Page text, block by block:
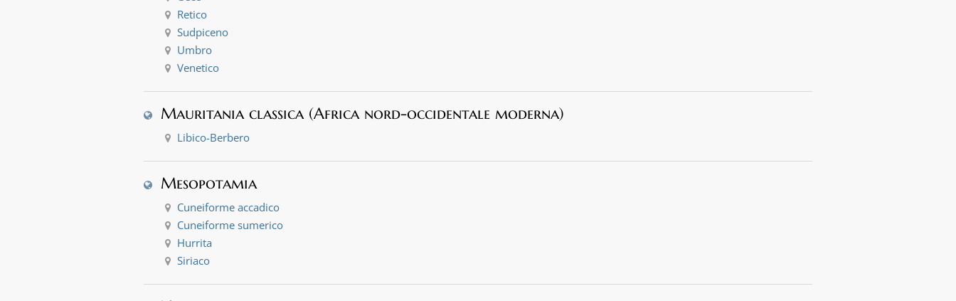
Retico
Sudpiceno
Umbro
Venetico
Mauritania classica (Africa nord-occidentale moderna)
Libico-Berbero
Mesopotamia
Cuneiforme accadico
Cuneiforme sumerico
Hurrita
Siriaco